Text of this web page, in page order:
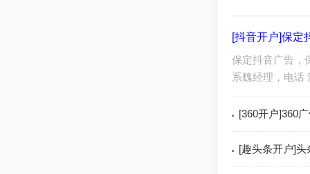
[抖音开户]保定
保定抖音广告，
系魏经理，电话
[360开户]360
[趣头条开户]